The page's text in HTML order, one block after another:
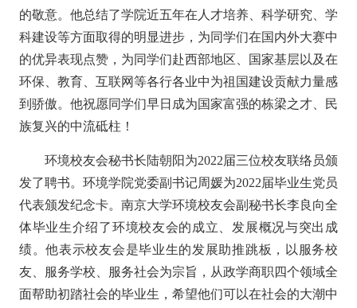
的敬意。他总结了学院近五年在人才培养、科学研究、学
科建设等方面取得的明显进步，为同学们在国内外大赛中
的优异表现点赞，为同学们赴西部地区、国家基层以及在
环保、教育、互联网等各行各业中为祖国建设贡献力量感
到骄傲。他祝愿同学们早日成为国家富强的栋梁之才、民
族复兴的中流砥柱！
环境校友会秘书长陆朝阳为2022届三位校友联络员颁
发了聘书。环境学院党委副书记周媛为2022届毕业生党员
代表颁发纪念卡。南京大学环境校友会副秘书长李良向全
体毕业生介绍了环境校友会的成立、发展概况与突出成
绩。他表示校友会是毕业生的发展助推跳板，以服务校
友、服务学校、服务社会为宗旨，从政学商职四个领域全
面帮助初踏社会的毕业生，希望他们可以在社会的大潮中